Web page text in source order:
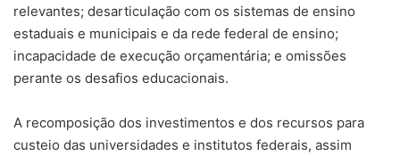
relevantes; desarticulação com os sistemas de ensino
estaduais e municipais e da rede federal de ensino;
incapacidade de execução orçamentária; e omissões
perante os desafios educacionais.
A recomposição dos investimentos e dos recursos para
custeio das universidades e institutos federais, assim